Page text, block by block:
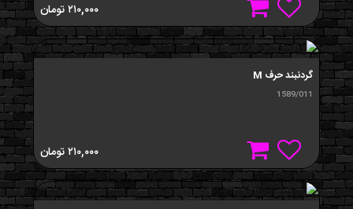
۲۱۰,۰۰۰تومان
گردنبند حرف M
1589/011
۲۱۰,۰۰۰تومان